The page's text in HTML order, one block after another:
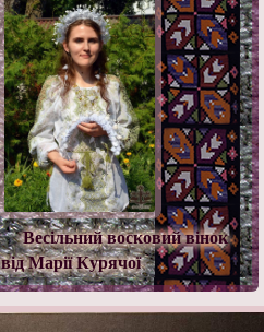
Весільний восковий вінок
від Марії Курячої